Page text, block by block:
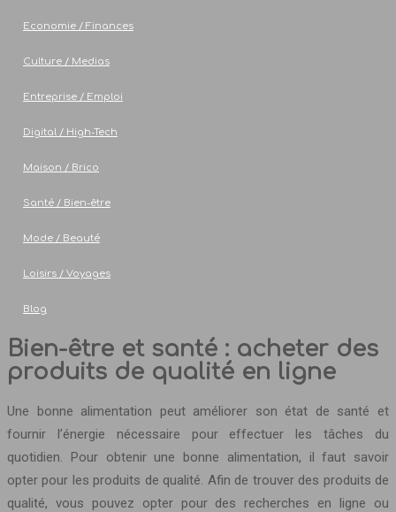
Economie / Finances
Culture / Medias
Entreprise / Emploi
Digital / High-Tech
Maison / Brico
Santé / Bien-être
Mode / Beauté
Loisirs / Voyages
Blog
Bien-être et santé : acheter des
produits de qualité en ligne
Une bonne alimentation peut améliorer son état de santé et
fournir l’énergie nécessaire pour effectuer les tâches du
quotidien. Pour obtenir une bonne alimentation, il faut savoir
opter pour les produits de qualité. Afin de trouver des produits de
qualité, vous pouvez opter pour des recherches en ligne ou